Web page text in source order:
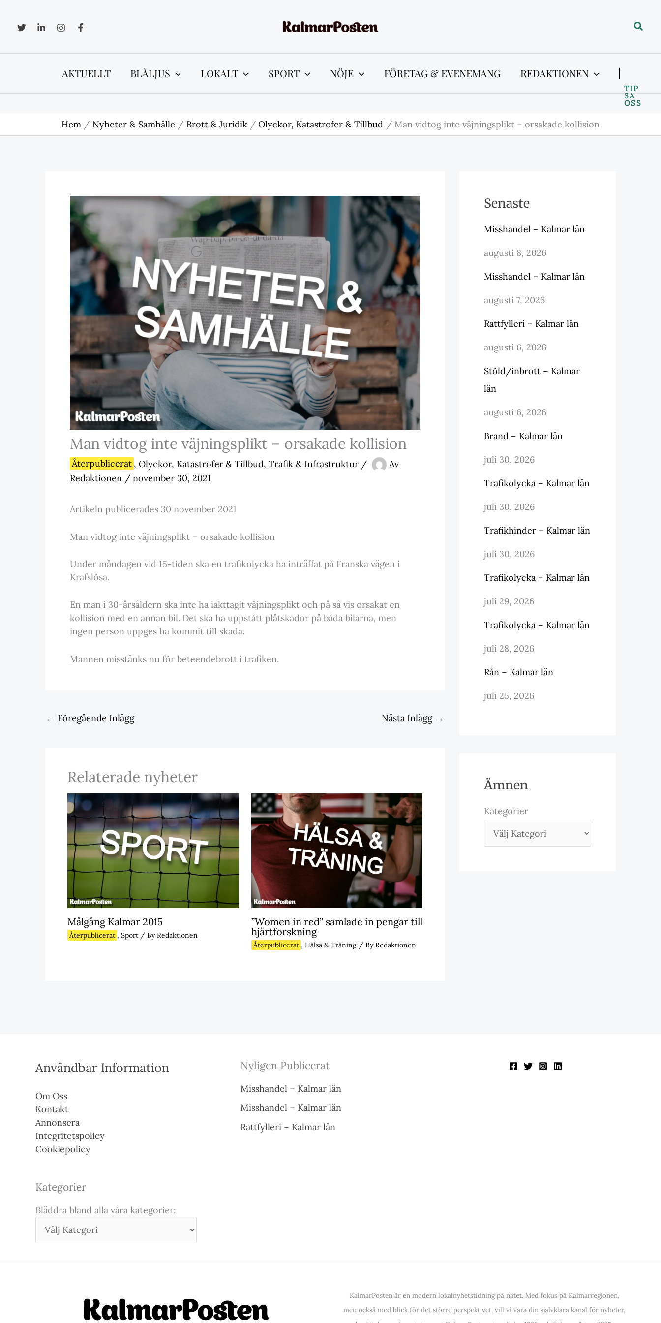
innehåll
Sök
AKTUELLT BLÅLJUS LOKALT SPORT NÖJE FÖRETAG & EVENEMANG REDAKTIONEN
TIP
SA
OSS
Hem Nyheter & Samhälle Brott & Juridik Olyckor, Katastrofer & Tillbud Man vidtog inte väjningsplikt – orsakade kollision
Man vidtog inte väjningsplikt – orsakade kollision
Återpublicerat , Olyckor, Katastrofer & Tillbud, Trafik & Infrastruktur /
Av
Redaktionen / november 30, 2021
Artikeln publicerades 30 november 2021
Man vidtog inte väjningsplikt – orsakade kollision
Under måndagen vid 15-tiden ska en trafikolycka ha inträffat på Franska vägen i
Krafslösa.
En man i 30-årsåldern ska inte ha iakttagit väjningsplikt och på så vis orsakat en
kollision med en annan bil. Det ska ha uppstått plåtskador på båda bilarna, men
ingen person uppges ha kommit till skada.
Mannen misstänks nu för beteendebrott i trafiken.
← Föregående Inlägg Nästa Inlägg →
Relaterade nyheter
Målgång Kalmar 2015
Återpublicerat , Sport / ByRedaktionen
”Women in red” samlade in pengar till
hjärtforskning
Återpublicerat , Hälsa & Träning/ ByRedaktionen
Senaste
Misshandel – Kalmar län
augusti 8, 2026
Misshandel – Kalmar län
augusti 7, 2026
Rattfylleri – Kalmar län
augusti 6, 2026
Stöld/inbrott – Kalmar
län
augusti 6, 2026
Brand – Kalmar län
juli 30, 2026
Trafikolycka – Kalmar län
juli 30, 2026
Trafikhinder – Kalmar län
juli 30, 2026
Trafikolycka – Kalmar län
juli 29, 2026
Trafikolycka – Kalmar län
juli 28, 2026
Rån – Kalmar län
juli 25, 2026
Ämnen
Kategorier
Användbar Information
Om Oss
Kontakt
Annonsera
Integritetspolicy
Cookiepolicy
Kategorier
Bläddra bland alla våra kategorier:
Nyligen Publicerat
Misshandel – Kalmar län
Misshandel – Kalmar län
Rattfylleri – Kalmar län
KalmarPosten är en modern lokalnyhetstidning på nätet. Med fokus på Kalmarregionen,
men också med blick för det större perspektivet, vill vi vara din självklara kanal för nyheter,